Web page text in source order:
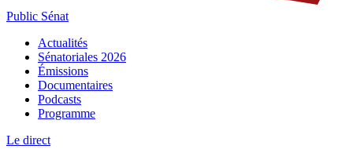
Public Sénat
Actualités
Sénatoriales 2026
Émissions
Documentaires
Podcasts
Programme
Le direct